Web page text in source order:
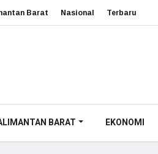
Barat Nasional Terbaru
BARAT EKONOMI